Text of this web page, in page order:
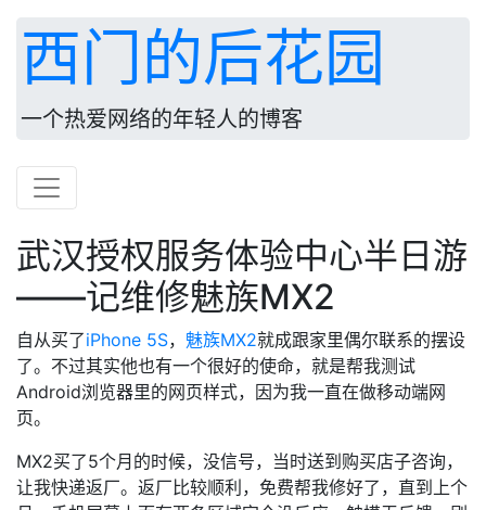
西门的后花园
一个热爱网络的年轻人的博客
武汉授权服务体验中心半日游
——记维修魅族MX2
自从买了iPhone 5S， 魅族MX2就成跟家里偶尔联系的摆设
了。不过其实他也有一个很好的使命，就是帮我测试
Android浏览器里的网页样式，因为我一直在做移动端网
页。
MX2买了5个月的时候，没信号，当时送到购买店子咨询，
让我快递返厂。返厂比较顺利，免费帮我修好了，直到上个